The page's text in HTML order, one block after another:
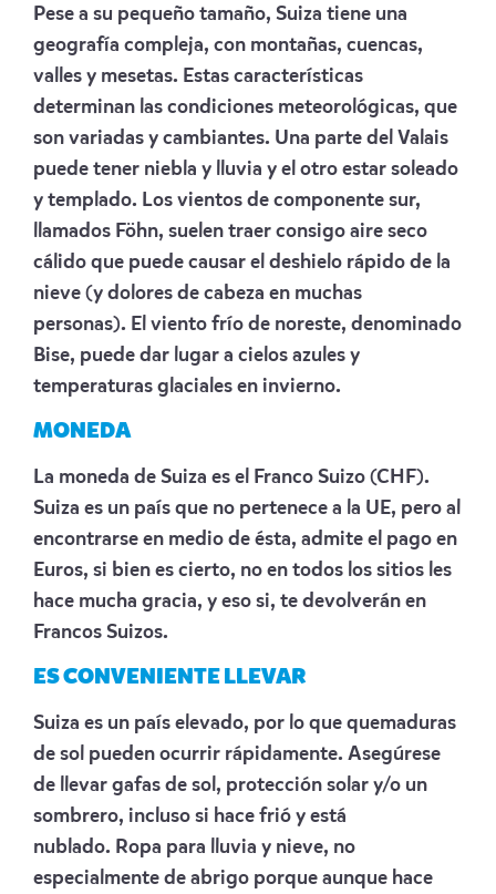
Pese a su pequeño tamaño, Suiza tiene una
geografía compleja, con montañas, cuencas,
valles y mesetas. Estas características
determinan las condiciones meteorológicas, que
son variadas y cambiantes. Una parte del Valais
puede tener niebla y lluvia y el otro estar soleado
y templado. Los vientos de componente sur,
llamados Föhn, suelen traer consigo aire seco
cálido que puede causar el deshielo rápido de la
nieve (y dolores de cabeza en muchas
personas). El viento frío de noreste, denominado
Bise, puede dar lugar a cielos azules y
temperaturas glaciales en invierno.
MONEDA
La moneda de Suiza es el Franco Suizo (CHF).
Suiza es un país que no pertenece a la UE, pero al
encontrarse en medio de ésta, admite el pago en
Euros, si bien es cierto, no en todos los sitios les
hace mucha gracia, y eso si, te devolverán en
Francos Suizos.
ES CONVENIENTE LLEVAR
Suiza es un país elevado, por lo que quemaduras
de sol pueden ocurrir rápidamente. Asegúrese
de llevar gafas de sol, protección solar y/o un
sombrero, incluso si hace frió y está
nublado. Ropa para lluvia y nieve, no
especialmente de abrigo porque aunque hace